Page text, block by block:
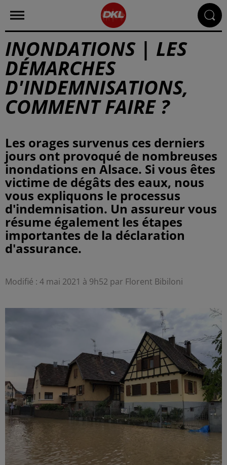
INONDATIONS | LES
DÉMARCHES
D'INDEMNISATIONS,
COMMENT FAIRE ?
Les orages survenus ces derniers
jours ont provoqué de nombreuses
inondations en Alsace. Si vous êtes
victime de dégâts des eaux, nous
vous expliquons le processus
d'indemnisation. Un assureur vous
résume également les étapes
importantes de la déclaration
d'assurance.
Modifié : 4 mai 2021 à 9h52 par Florent Bibiloni